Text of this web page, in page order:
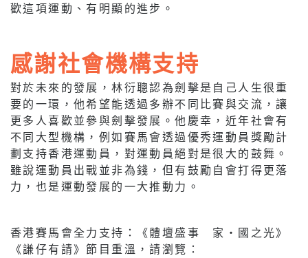
歡這項運動、有明顯的進步。
感謝社會機構支持
對於未來的發展，林衍聰認為劍擊是自己人生很重
要的一環，他希望能透過多辦不同比賽與交流，讓
更多人喜歡並參與劍擊發展。他慶幸，近年社會有
不同大型機構，例如賽馬會透過優秀運動員獎勵計
劃支持香港運動員，對運動員絕對是很大的鼓舞。
雖說運動員出戰並非為錢，但有鼓勵自會打得更落
力，也是運動發展的一大推動力。
香港賽馬會全力支持：《體壇盛事 家‧國之光》
《謙仔有請》節目重溫，請瀏覽：